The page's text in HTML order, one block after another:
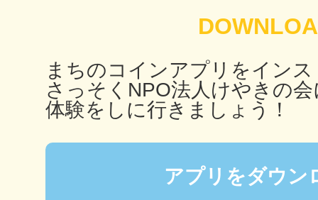
まちのコインアプリをイン
さっそくNPO法人けやきの会
体験をしに行きましょう！
アプリをダウン
日置
高知市